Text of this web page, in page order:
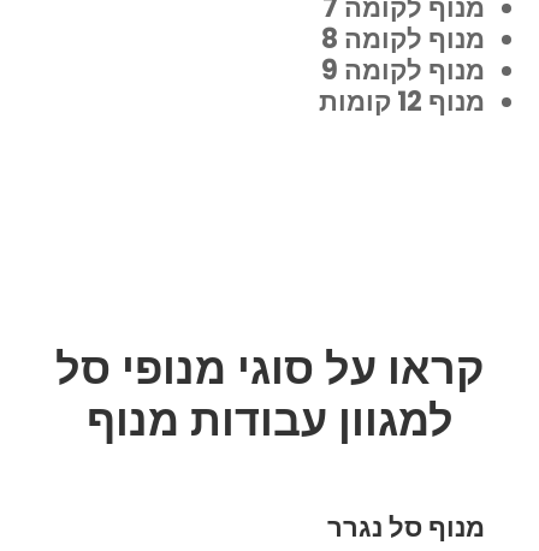
מנוף לקומה 7
מנוף לקומה 8
מנוף לקומה 9
מנוף 12 קומות
קראו על סוגי מנופי סל
למגוון עבודות מנוף
מנוף סל נגרר